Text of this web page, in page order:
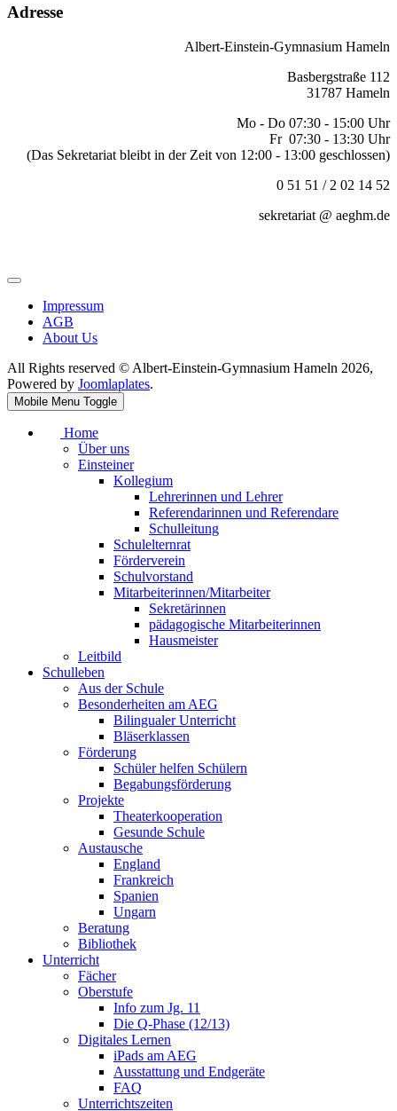
Adresse
Albert-Einstein-Gymnasium Hameln
Basbergstraße 112
31787 Hameln
Mo - Do 07:30 - 15:00 Uhr
Fr 07:30 - 13:30 Uhr
(Das Sekretariat bleibt in der Zeit von 12:00 - 13:00 geschlossen)
0 51 51 / 2 02 14 52
sekretariat @ aeghm.de
Impressum
AGB
About Us
All Rights reserved © Albert-Einstein-Gymnasium Hameln 2026,
Powered by Joomlaplates.
Mobile Menu Toggle
Home
Über uns
Einsteiner
Kollegium
Lehrerinnen und Lehrer
Referendarinnen und Referendare
Schulleitung
Schulelternrat
Förderverein
Schulvorstand
Mitarbeiterinnen/Mitarbeiter
Sekretärinnen
pädagogische Mitarbeiterinnen
Hausmeister
Leitbild
Schulleben
Aus der Schule
Besonderheiten am AEG
Bilingualer Unterricht
Bläserklassen
Förderung
Schüler helfen Schülern
Begabungsförderung
Projekte
Theaterkooperation
Gesunde Schule
Austausche
England
Frankreich
Spanien
Ungarn
Beratung
Bibliothek
Unterricht
Fächer
Oberstufe
Info zum Jg. 11
Die Q-Phase (12/13)
Digitales Lernen
iPads am AEG
Ausstattung und Endgeräte
FAQ
Unterrichtszeiten